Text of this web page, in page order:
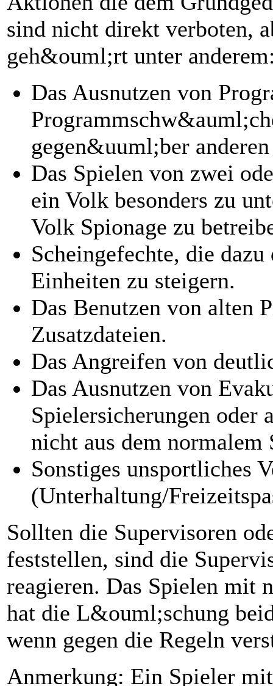
sind nicht direkt verboten,
geh&ouml;rt unter
Das Ausnutzen von
gegen&uuml;ber
Das Spielen von zwei
ein Volk besonders zu
Volk Spionage zu
Scheingefechte, die
Einheiten zu steigern.
Das Benutzen von alten
Zusatzdateien.
Das Angreifen von
Das Ausnutzen von
Spielersicherungen oder
nicht aus dem normalem
Sonstiges unsportliches
(Unterhaltung/
Sollten die Supervisoren
feststellen, sind die
reagieren. Das Spielen mit
hat die L&ouml;schung
wenn gegen die Regeln
Anmerkung: Ein Spieler